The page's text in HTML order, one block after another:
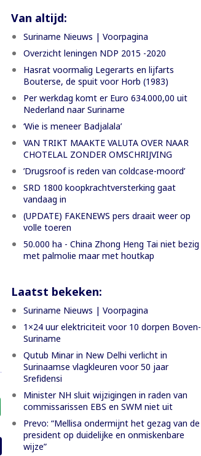
Van altijd:
Suriname Nieuws | Voorpagina
Overzicht leningen NDP 2015 -2020
Hasrat voormalig Legerarts en lijfarts
Bouterse, de spuit voor Horb (1983)
Per werkdag komt er Euro 634.000,00 uit
Nederland naar Suriname
‘Wie is meneer Badjalala’
VAN TRIKT MAAKTE VALUTA OVER NAAR
CHOTELAL ZONDER OMSCHRIJVING
’Drugsroof is reden van coldcase-moord’
SRD 1800 koopkrachtversterking gaat
vandaag in
(UPDATE) FAKENEWS pers draait weer op
volle toeren
50.000 ha - China Zhong Heng Tai niet bezig
met palmolie maar met houtkap
Laatst bekeken:
Suriname Nieuws | Voorpagina
1×24 uur elektriciteit voor 10 dorpen Boven-
Suriname
Qutub Minar in New Delhi verlicht in
Surinaamse vlagkleuren voor 50 jaar
Srefidensi
Minister NH sluit wijzigingen in raden van
commissarissen EBS en SWM niet uit
Prevo: “Mellisa ondermijnt het gezag van de
president op duidelijke en onmiskenbare
wijze”